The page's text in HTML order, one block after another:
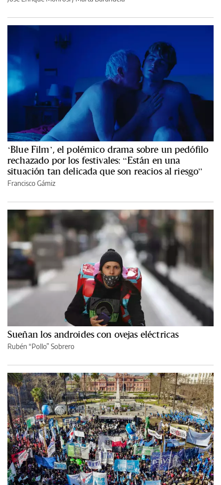
‘Blue Film’, el polémico drama sobre un pedófilo
rechazado por los festivales: “Están en una
situación tan delicada que son reacios al riesgo”
Francisco Gámiz
Sueñan los androides con ovejas eléctricas
Rubén “Pollo” Sobrero